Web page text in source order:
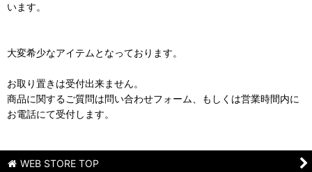
います。
大変希少なアイテムとなっております。
お取り置きは受付出来ません。
商品に関するご質問は問い合わせフォーム、もしくは営業時間内に
お電話にて受付します。
WEB STORE TOP